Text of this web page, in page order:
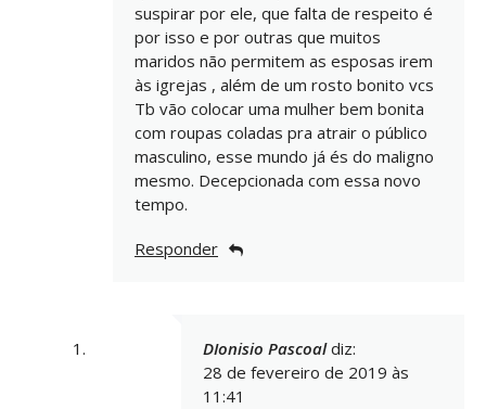
suspirar por ele, que falta de respeito é
por isso e por outras que muitos
maridos não permitem as esposas irem
às igrejas , além de um rosto bonito vcs
Tb vão colocar uma mulher bem bonita
com roupas coladas pra atrair o público
masculino, esse mundo já és do maligno
mesmo. Decepcionada com essa novo
tempo.
Responder
DIonisio Pascoal diz:
28 de fevereiro de 2019 às
11:41